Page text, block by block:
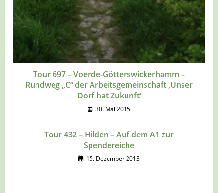
Tour 697 – Voerde-Götterswickerhamm –
Rundweg „C“ der Arbeitsgemeinschaft ‚Unser
Dorf hat Zukunft‘
30. Mai 2015
Tour 432 – Hilden – Auf dem A1 zur
Spendereiche
15. Dezember 2013